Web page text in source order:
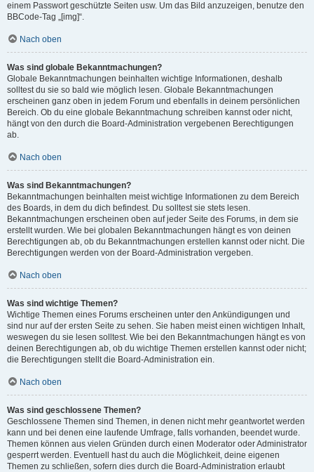
einem Passwort geschützte Seiten usw. Um das Bild anzuzeigen, benutze den
BBCode-Tag „[img]“.
Nach oben
Was sind globale Bekanntmachungen?
Globale Bekanntmachungen beinhalten wichtige Informationen, deshalb
solltest du sie so bald wie möglich lesen. Globale Bekanntmachungen
erscheinen ganz oben in jedem Forum und ebenfalls in deinem persönlichen
Bereich. Ob du eine globale Bekanntmachung schreiben kannst oder nicht,
hängt von den durch die Board-Administration vergebenen Berechtigungen
ab.
Nach oben
Was sind Bekanntmachungen?
Bekanntmachungen beinhalten meist wichtige Informationen zu dem Bereich
des Boards, in dem du dich befindest. Du solltest sie stets lesen.
Bekanntmachungen erscheinen oben auf jeder Seite des Forums, in dem sie
erstellt wurden. Wie bei globalen Bekanntmachungen hängt es von deinen
Berechtigungen ab, ob du Bekanntmachungen erstellen kannst oder nicht. Die
Berechtigungen werden von der Board-Administration vergeben.
Nach oben
Was sind wichtige Themen?
Wichtige Themen eines Forums erscheinen unter den Ankündigungen und
sind nur auf der ersten Seite zu sehen. Sie haben meist einen wichtigen Inhalt,
weswegen du sie lesen solltest. Wie bei den Bekanntmachungen hängt es von
deinen Berechtigungen ab, ob du wichtige Themen erstellen kannst oder nicht;
die Berechtigungen stellt die Board-Administration ein.
Nach oben
Was sind geschlossene Themen?
Geschlossene Themen sind Themen, in denen nicht mehr geantwortet werden
kann und bei denen eine laufende Umfrage, falls vorhanden, beendet wurde.
Themen können aus vielen Gründen durch einen Moderator oder Administrator
gesperrt werden. Eventuell hast du auch die Möglichkeit, deine eigenen
Themen zu schließen, sofern dies durch die Board-Administration erlaubt